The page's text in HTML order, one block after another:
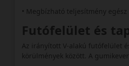
• Megbízható teljesítmény egész
Futófelület és
Az irányított V-alakú futófelület
körülmények között. A